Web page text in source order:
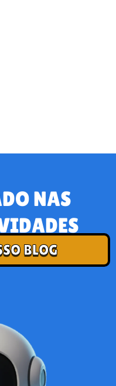
NAS
BLOG